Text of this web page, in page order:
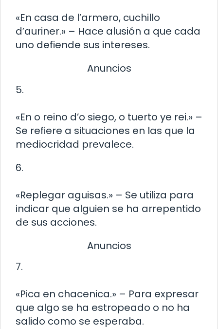
«En casa de l’armero, cuchillo
d’auriner.» – Hace alusión a que cada
uno defiende sus intereses.
Anuncios
5.
«En o reino d’o siego, o tuerto ye rei.» –
Se refiere a situaciones en las que la
mediocridad prevalece.
6.
«Replegar aguisas.» – Se utiliza para
indicar que alguien se ha arrepentido
de sus acciones.
Anuncios
7.
«Pica en chacenica.» – Para expresar
que algo se ha estropeado o no ha
salido como se esperaba.